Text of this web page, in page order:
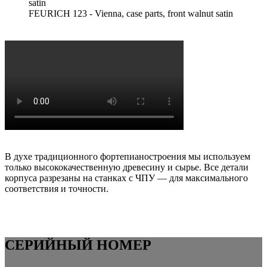
FEURICH 123 - Vienna, case parts, front walnut satin
В духе традиционного фортепианостроения мы используем
только высококачественную древесину и сырье. Все детали
корпуса разрезаны на станках с ЧПУ — для максимального
соответствия и точности.
СЕРИЙНЫЙ НОМЕР